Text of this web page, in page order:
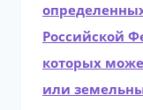
Российской
которых
или